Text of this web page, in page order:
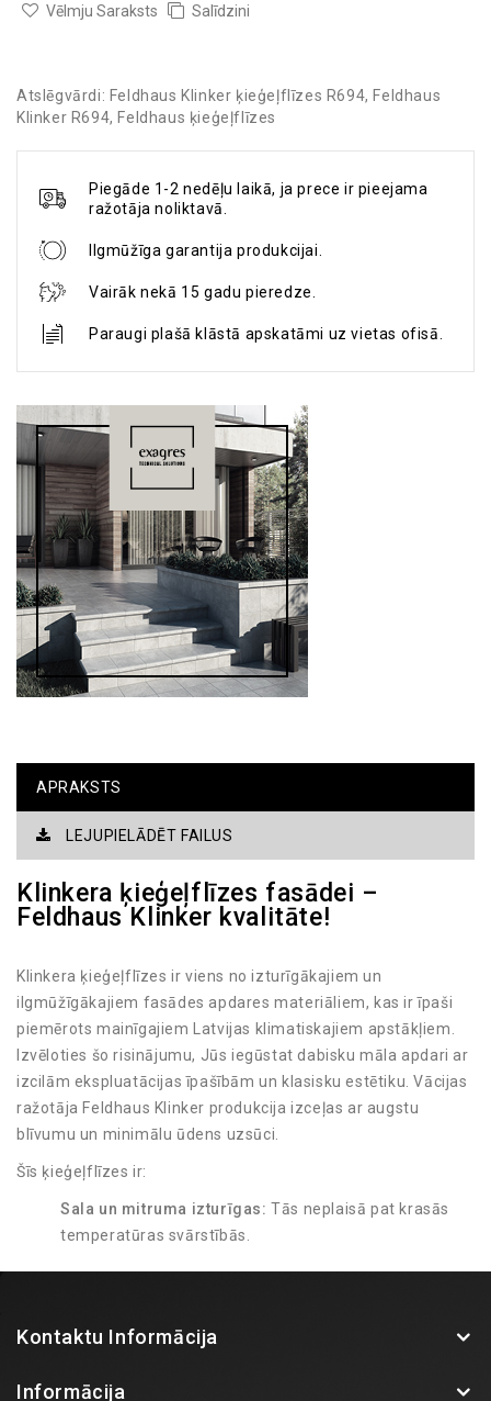
Vēlmju Saraksts Salīdzini
Atslēgvārdi: Feldhaus Klinker ķieģeļflīzes R694, Feldhaus
Klinker R694, Feldhaus ķieģeļflīzes
Piegāde 1-2 nedēļu laikā, ja prece ir pieejama
ražotāja noliktavā.
Ilgmūžīga garantija produkcijai.
Vairāk nekā 15 gadu pieredze.
Paraugi plašā klāstā apskatāmi uz vietas ofisā.
APRAKSTS
LEJUPIELĀDĒT FAILUS
Klinkera ķieģeļflīzes fasādei –
Feldhaus Klinker kvalitāte!
Klinkera ķieģeļflīzes ir viens no izturīgākajiem un
ilgmūžīgākajiem fasādes apdares materiāliem, kas ir īpaši
piemērots mainīgajiem Latvijas klimatiskajiem apstākļiem.
Izvēloties šo risinājumu, Jūs iegūstat dabisku māla apdari ar
izcilām ekspluatācijas īpašībām un klasisku estētiku. Vācijas
ražotāja Feldhaus Klinker produkcija izceļas ar augstu
blīvumu un minimālu ūdens uzsūci.
Šīs ķieģeļflīzes ir:
Sala un mitruma izturīgas: Tās neplaisā pat krasās
temperatūras svārstībās.
pārkrāsošana vai speciāla apkope.
Kontaktu Informācija
Informācija